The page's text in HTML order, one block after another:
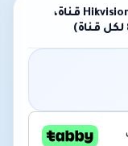
مسجل شبكي Hikvision DS-7108NI-Q1/8P/M — 8 قناة،